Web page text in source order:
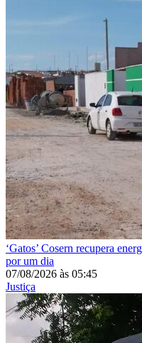
‘Gatos’ Cosern recupera
por um dia
07/08/2026 às 05:45
Justiça